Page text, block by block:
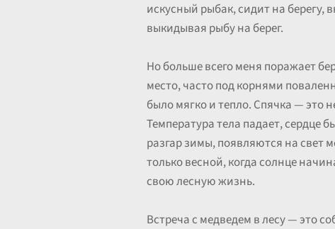
искусный рыбак, сидит на
выкидывая рыбу на берег.
Но больше всего меня поражает
место, часто под корнями
было мягко и тепло. Спячка — это
Температура тела падает, сердце
разгар зимы, появляются на свет
только весной, когда солнце
свою лесную жизнь.
Встреча с медведем в лесу — это